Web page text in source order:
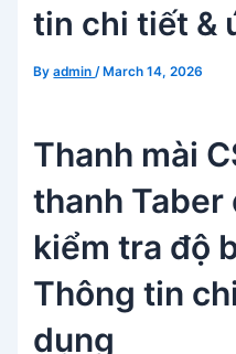
tin chi tiết &
Byadmin/ March 14, 2026
Thanh mài
thanh Taber
kiểm tra độ
Thông tin
dụng